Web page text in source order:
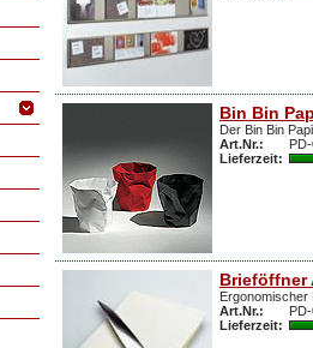
Bin Bin
Der Bin Bin
Art.Nr.:
Lieferzeit:
Brieföffner
Ergonomischer
Art.Nr.:
Lieferzeit: